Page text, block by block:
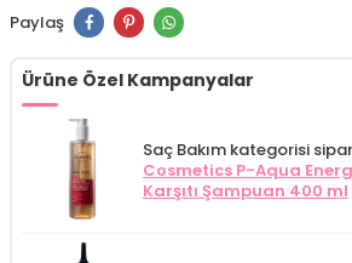
Paylaş
Ürüne Özel Kampanyalar
Saç Bakım kategorisi
Cosmetics P-Aqua
Karşıtı Şampuan 400 ml